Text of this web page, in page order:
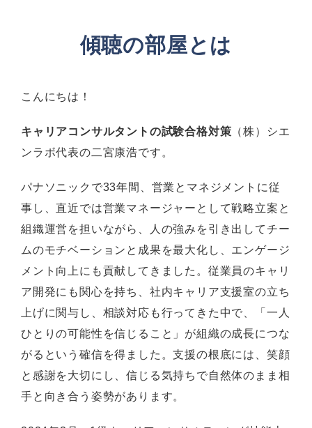
傾聴の部屋とは
こんにちは！
キャリアコンサルタントの試験合格対策 （株）シエ
ンラボ代表の二宮康浩です。
パナソニックで33年間、営業とマネジメントに従
事し、直近では営業マネージャーとして戦略立案と
組織運営を担いながら、人の強みを引き出してチー
ムのモチベーションと成果を最大化し、エンゲージ
メント向上にも貢献してきました。従業員のキャリ
ア開発にも関心を持ち、社内キャリア支援室の立ち
上げに関与し、相談対応も行ってきた中で、「一人
ひとりの可能性を信じること」が組織の成長につな
がるという確信を得ました。支援の根底には、笑顔
と感謝を大切にし、信じる気持ちで自然体のまま相
手と向き合う姿勢があります。